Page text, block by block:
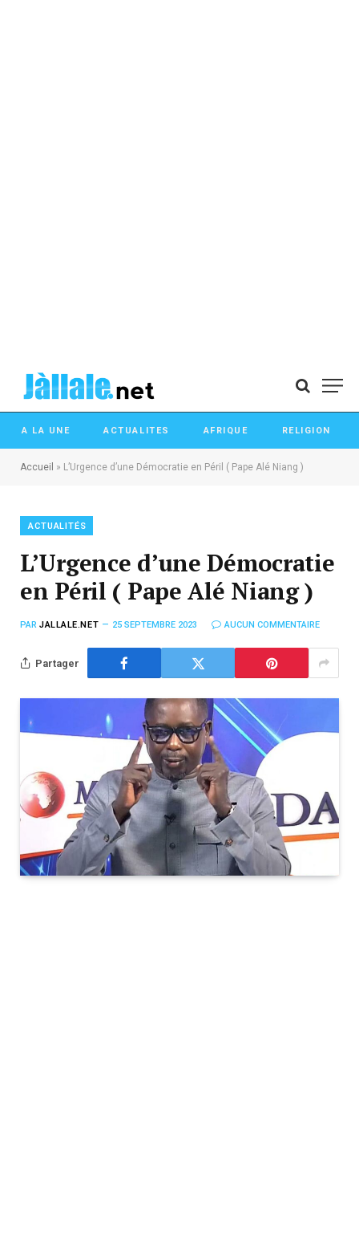
A LA UNE ACTUALITES AFRIQUE RELIGION
Accueil » L’Urgence d’une Démocratie en Péril ( Pape Alé Niang )
ACTUALITÉS
L’Urgence d’une Démocratie
en Péril ( Pape Alé Niang )
PAR JALLALE.NET 25 SEPTEMBRE 2023 AUCUN COMMENTAIRE
Partager